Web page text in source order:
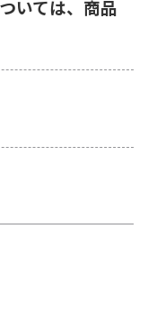
いては、商品